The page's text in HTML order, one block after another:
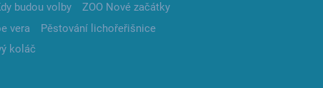
budou volby
ZOO Nové začátky
vera
Pěstování lichořeřišnice
koláč